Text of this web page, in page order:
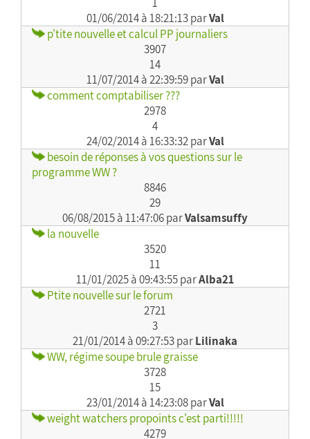
01/06/2014 à 18:21:13 parVal
p'tite nouvelle et calcul PP journaliers
3907
14
11/07/2014 à 22:39:59 parVal
comment comptabiliser ???
2978
4
24/02/2014 à 16:33:32 parVal
besoin de réponses à vos questions sur le
programme WW ?
8846
29
06/08/2015 à 11:47:06 parValsamsuffy
la nouvelle
3520
11
11/01/2025 à 09:43:55 parAlba21
Ptite nouvelle sur le forum
2721
3
21/01/2014 à 09:27:53 parLilinaka
WW, régime soupe brule graisse
3728
15
23/01/2014 à 14:23:08 parVal
weight watchers propoints c'est parti!!!!!
4279